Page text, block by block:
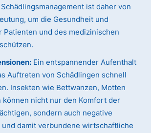
ist daher von
um die Gesundheit und
Patienten und des medizinischen
Ein entspannender Aufenthalt
Auftreten von Schädlingen schnell
Insekten wie Bettwanzen, Motten
können nicht nur den Komfort der
sondern auch negative
damit verbundene wirtschaftliche